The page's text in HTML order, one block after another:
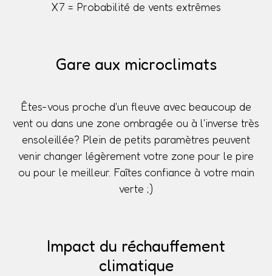
X7 = Probabilité de vents extrêmes
Gare aux microclimats
Êtes-vous proche d'un fleuve avec beaucoup de
vent ou dans une zone ombragée ou à l'inverse très
ensoleillée? Plein de petits paramètres peuvent
venir changer légèrement votre zone pour le pire
ou pour le meilleur. Faîtes confiance à votre main
verte ;)
Impact du réchauffement
climatique